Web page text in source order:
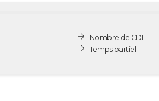
Nombre de CDI
Temps partiel